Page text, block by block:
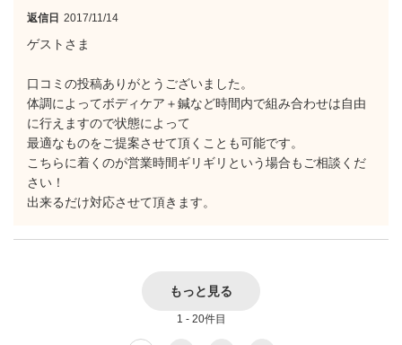
返信日 2017/11/14
ゲストさま
口コミの投稿ありがとうございました。
体調によってボディケア＋鍼など時間内で組み合わせは自由
に行えますので状態によって
最適なものをご提案させて頂くことも可能です。
こちらに着くのが営業時間ギリギリという場合もご相談くだ
さい！
出来るだけ対応させて頂きます。
もっと見る
1 - 20件目